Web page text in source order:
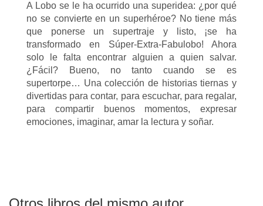
A Lobo se le ha ocurrido una superidea: ¿por qué
no se convierte en un superhéroe? No tiene más
que ponerse un supertraje y listo, ¡se ha
transformado en Súper-Extra-Fabulobo! Ahora
solo le falta encontrar alguien a quien salvar.
¿Fácil? Bueno, no tanto cuando se es
supertorpe… Una colección de historias tiernas y
divertidas para contar, para escuchar, para regalar,
para compartir buenos momentos, expresar
emociones, imaginar, amar la lectura y soñar.